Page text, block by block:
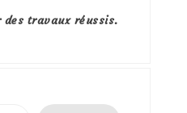
des travaux réussis.